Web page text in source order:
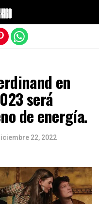
en
será
de energía.
22, 2022
móvil